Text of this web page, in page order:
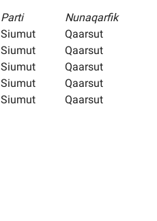
Parti
Nunaqarfik
Siumut
Qaarsut
Siumut
Qaarsut
Siumut
Qaarsut
Siumut
Qaarsut
Siumut Qaarsut